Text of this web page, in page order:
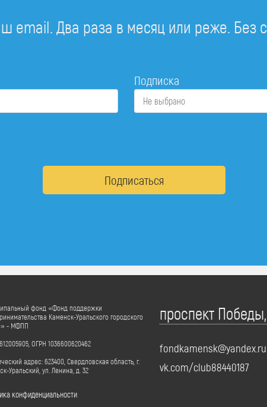
email. Два раза в месяц или реже. Без
Подписка
Не выбрано
Подписаться
фонд «Фонд поддержки
Каменск-Уральского городского
- МФПП
ОГРН 1036600620462
адрес: 623400, Свердловская область, г.
Уральский, ул. Ленина, д. 32
конфиденциальности
проспект
fondkamensk@yandex.ru
vk.com/club88440187